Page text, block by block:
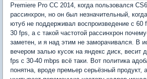
Premiere Pro CC 2014, когда пользовался
рассинхрон, но он был незначительный,
ютуб не поддерживал воспроизведение с 60
30 fps, а с такой частотой рассинхрон
заметен, и я над этим не заморачивался. В
вечером залью кусок на яндекс диск, весит
fps с 30-40 mbps всё таки. Вот политика
понятна, вроде премьер серьёзный продукт,